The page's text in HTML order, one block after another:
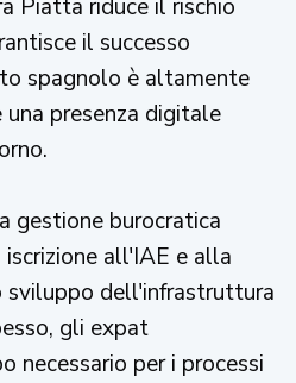
Piatta riduce il rischio
il successo
spagnolo è altamente
presenza digitale
gestione burocratica
all'IAE e alla
sviluppo dell'infrastruttura
gli expat
per i processi